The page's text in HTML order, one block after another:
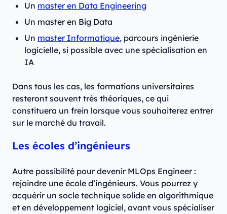
Un master en Data Engineering
Un master en Big Data
Un master Informatique, parcours ingénierie
logicielle, si possible avec une spécialisation en
IA
Dans tous les cas, les formations universitaires
resteront souvent très théoriques, ce qui
constituera un frein lorsque vous souhaiterez entrer
sur le marché du travail.
Les écoles d’ingénieurs
Autre possibilité pour devenir MLOps Engineer :
rejoindre une école d’ingénieurs. Vous pourrez y
acquérir un socle technique solide en algorithmique
et en développement logiciel, avant vous spécialiser